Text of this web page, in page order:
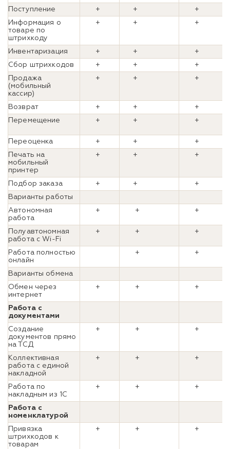
Поступление
+ +
+
Информация о
товаре по
штрихкоду
+ + +
Инвентаризация + +
+
Сбор штрихкодов
+ +
+
Продажа
(мобильный
кассир)
+ + +
Возврат + +
+
Перемещение
+ + +
Переоценка + +
+
Печать на
мобильный
принтер
+ + +
Подбор заказа + +
+
Варианты работы
Автономная
работа
+ + +
Полуавтономная
работа с Wi-Fi
+ + +
Работа полностью
онлайн
+ +
Варианты обмена
Обмен через
интернет
+ + +
Работа с
документами
Создание
документов прямо
на ТСД
+ + +
Коллективная
работа с единой
накладной
+ + +
Работа по
накладным из 1С
+ + +
Работа с
номенклатурой
Привязка
штрихкодов к
товарам
+ + +